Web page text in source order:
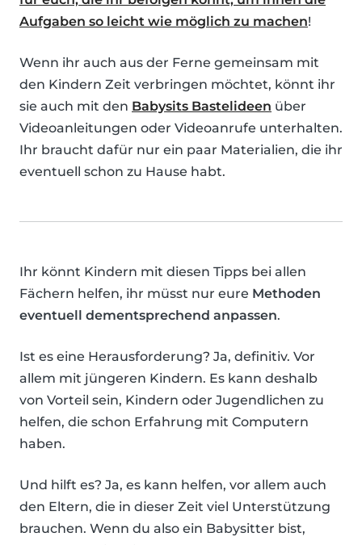
Aufgaben so leicht wie möglich zu machen!
Wenn ihr auch aus der Ferne gemeinsam mit
den Kindern Zeit verbringen möchtet, könnt ihr
sie auch mit den Babysits Bastelideen über
Videoanleitungen oder Videoanrufe unterhalten.
Ihr braucht dafür nur ein paar Materialien, die ihr
eventuell schon zu Hause habt.
Ihr könnt Kindern mit diesen Tipps bei allen
Fächern helfen, ihr müsst nur eure Methoden
eventuell dementsprechend anpassen.
Ist es eine Herausforderung? Ja, definitiv. Vor
allem mit jüngeren Kindern. Es kann deshalb
von Vorteil sein, Kindern oder Jugendlichen zu
helfen, die schon Erfahrung mit Computern
haben.
Und hilft es? Ja, es kann helfen, vor allem auch
den Eltern, die in dieser Zeit viel Unterstützung
brauchen. Wenn du also ein Babysitter bist,